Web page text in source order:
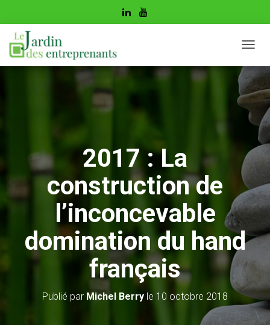
É
P
E
R
I
A
I
2017 : La
construction de
l’inconcevable
domination du hand
français
Publié par Michel Berry le 10 octobre 2018